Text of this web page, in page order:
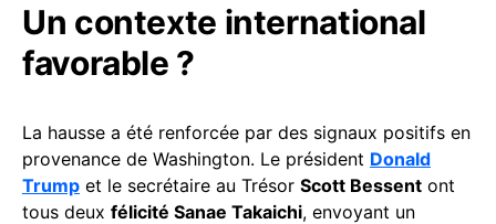
Un contexte international
favorable ?
La hausse a été renforcée par des signaux positifs en
provenance de Washington. Le président Donald
Trump et le secrétaire au Trésor Scott Bessent ont
tous deux félicité Sanae Takaichi, envoyant un